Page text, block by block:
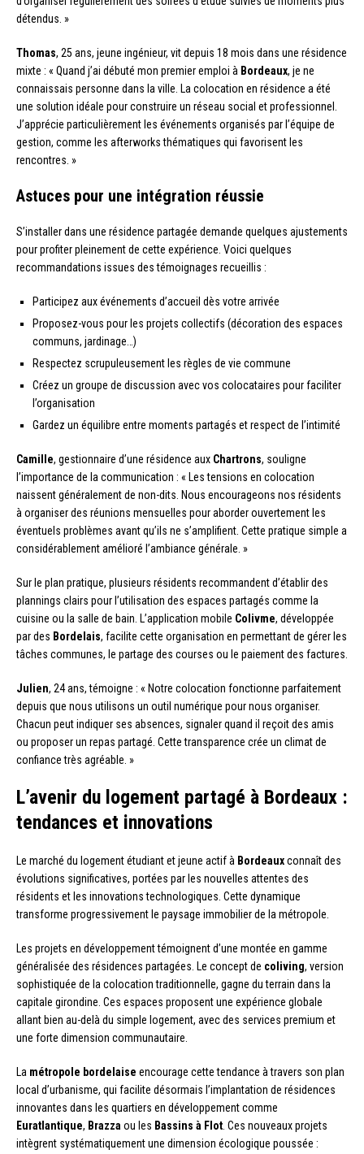
détendus. »
Thomas, 25 ans, jeune ingénieur, vit depuis 18 mois dans une résidence
mixte : « Quand j’ai débuté mon premier emploi à Bordeaux, je ne
connaissais personne dans la ville. La colocation en résidence a été
une solution idéale pour construire un réseau social et professionnel.
J’apprécie particulièrement les événements organisés par l’équipe de
gestion, comme les afterworks thématiques qui favorisent les
rencontres. »
Astuces pour une intégration réussie
S’installer dans une résidence partagée demande quelques ajustements
pour profiter pleinement de cette expérience. Voici quelques
recommandations issues des témoignages recueillis :
Participez aux événements d’accueil dès votre arrivée
Proposez-vous pour les projets collectifs (décoration des espaces
communs, jardinage…)
Respectez scrupuleusement les règles de vie commune
Créez un groupe de discussion avec vos colocataires pour faciliter
l’organisation
Gardez un équilibre entre moments partagés et respect de l’intimité
Camille, gestionnaire d’une résidence aux Chartrons, souligne
l’importance de la communication : « Les tensions en colocation
naissent généralement de non-dits. Nous encourageons nos résidents
à organiser des réunions mensuelles pour aborder ouvertement les
éventuels problèmes avant qu’ils ne s’amplifient. Cette pratique simple a
considérablement amélioré l’ambiance générale. »
Sur le plan pratique, plusieurs résidents recommandent d’établir des
plannings clairs pour l’utilisation des espaces partagés comme la
cuisine ou la salle de bain. L’application mobile Colivme, développée
par des Bordelais, facilite cette organisation en permettant de gérer les
tâches communes, le partage des courses ou le paiement des factures.
Julien, 24 ans, témoigne : « Notre colocation fonctionne parfaitement
depuis que nous utilisons un outil numérique pour nous organiser.
Chacun peut indiquer ses absences, signaler quand il reçoit des amis
ou proposer un repas partagé. Cette transparence crée un climat de
confiance très agréable. »
L’avenir du logement partagé à Bordeaux :
tendances et innovations
Le marché du logement étudiant et jeune actif à Bordeauxconnaît des
évolutions significatives, portées par les nouvelles attentes des
résidents et les innovations technologiques. Cette dynamique
transforme progressivement le paysage immobilier de la métropole.
Les projets en développement témoignent d’une montée en gamme
généralisée des résidences partagées. Le concept de coliving, version
sophistiquée de la colocation traditionnelle, gagne du terrain dans la
capitale girondine. Ces espaces proposent une expérience globale
allant bien au-delà du simple logement, avec des services premium et
une forte dimension communautaire.
La métropole bordelaise encourage cette tendance à travers son plan
local d’urbanisme, qui facilite désormais l’implantation de résidences
innovantes dans les quartiers en développement comme
Euratlantique, Brazza ou les Bassins à Flot. Ces nouveaux projets
intègrent systématiquement une dimension écologique poussée :